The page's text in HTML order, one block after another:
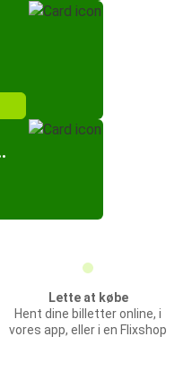
Lette at købe
Hent dine billetter online, i
vores app, eller i en Flixshop